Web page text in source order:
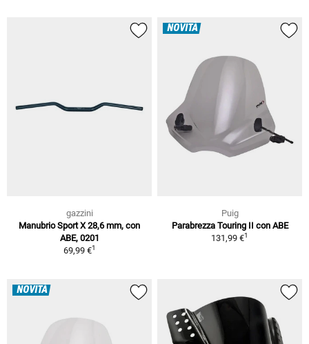
gazzini
Manubrio Sport X 28,6 mm, con
ABE, 0201
69,99 €1
NOVITÀ
Puig
Parabrezza Touring II con ABE
131,99 €1
NOVITÀ